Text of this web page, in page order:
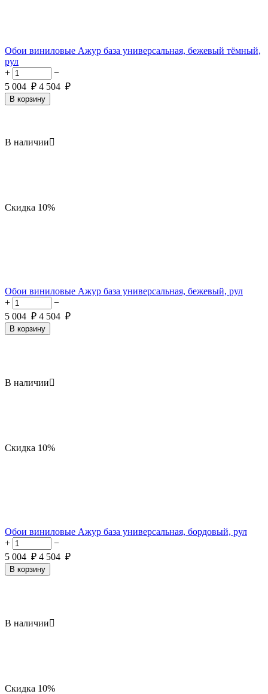
Обои виниловые Ажур база универсальная, бежевый тёмный,
рул
+
−
5 004 ₽ 4 504 ₽
В корзину
В наличии
Скидка 10%
Обои виниловые Ажур база универсальная, бежевый, рул
+
−
5 004 ₽ 4 504 ₽
В корзину
В наличии
Скидка 10%
Обои виниловые Ажур база универсальная, бордовый, рул
+
−
5 004 ₽ 4 504 ₽
В корзину
В наличии
Скидка 10%